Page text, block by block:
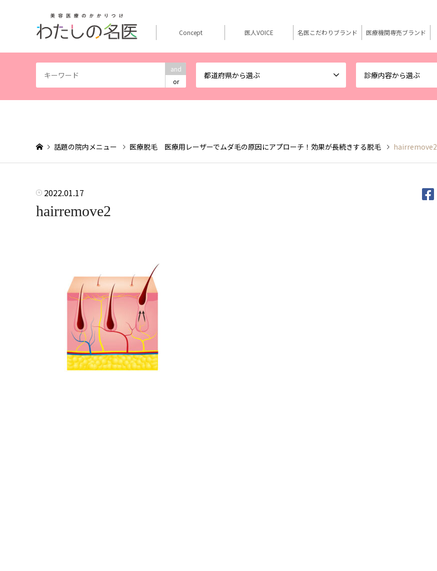
and
or
都道府県から選ぶ 診療内容から選ぶ
Concept 医人VOICE 名医こだわりブランド 医療機関専売ブランド
話題の院内メニュー 医療脱毛 医療用レーザーでムダ毛の原因にアプローチ！効果が長続きする脱毛 hairremove2
2022.01.17
hairremove2